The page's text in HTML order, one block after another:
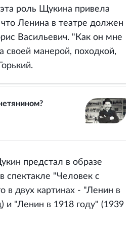
роль Щукина привела
Ленина в театре должен
Васильевич. "Как он мне
своей манерой, походкой,
предстал в образе
спектакле "Человек с
в двух картинах - "Ленин в
и "Ленин в 1918 году" (1939